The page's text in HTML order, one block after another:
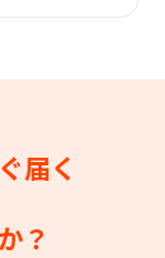
届く
？